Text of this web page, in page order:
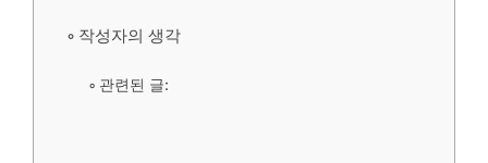
작성자의 생각
관련된 글: